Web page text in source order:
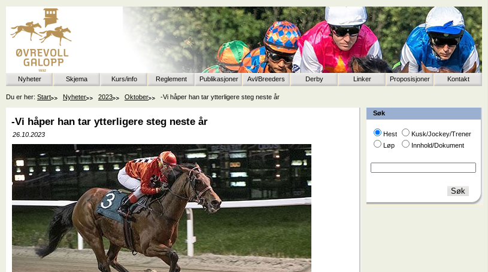
Nyheter Skjema Kurs/info Reglement Publikasjoner Avl/Breeders Derby Linker Proposisjoner Kontakt
Du er her: Start Nyheter 2023 Oktober -Vi håper han tar ytterligere steg neste år
Søk
Hest
Kusk/Jockey/Trener
Løp
Innhold/Dokument
-Vi håper han tar ytterligere steg neste år
26.10.2023